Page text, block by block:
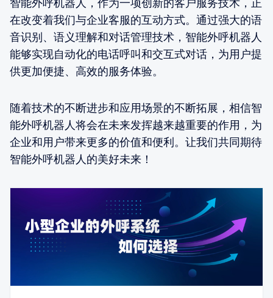
智能外呼机器人，作为一项创新的客户服务技术，正
在改变着我们与企业客服的互动方式。通过强大的语
音识别、语义理解和对话管理技术，智能外呼机器人
能够实现自动化的电话呼叫和交互式对话，为用户提
供更加便捷、高效的服务体验。
随着技术的不断进步和应用场景的不断拓展，相信智
能外呼机器人将会在未来发挥越来越重要的作用，为
企业和用户带来更多的价值和便利。让我们共同期待
智能外呼机器人的美好未来！